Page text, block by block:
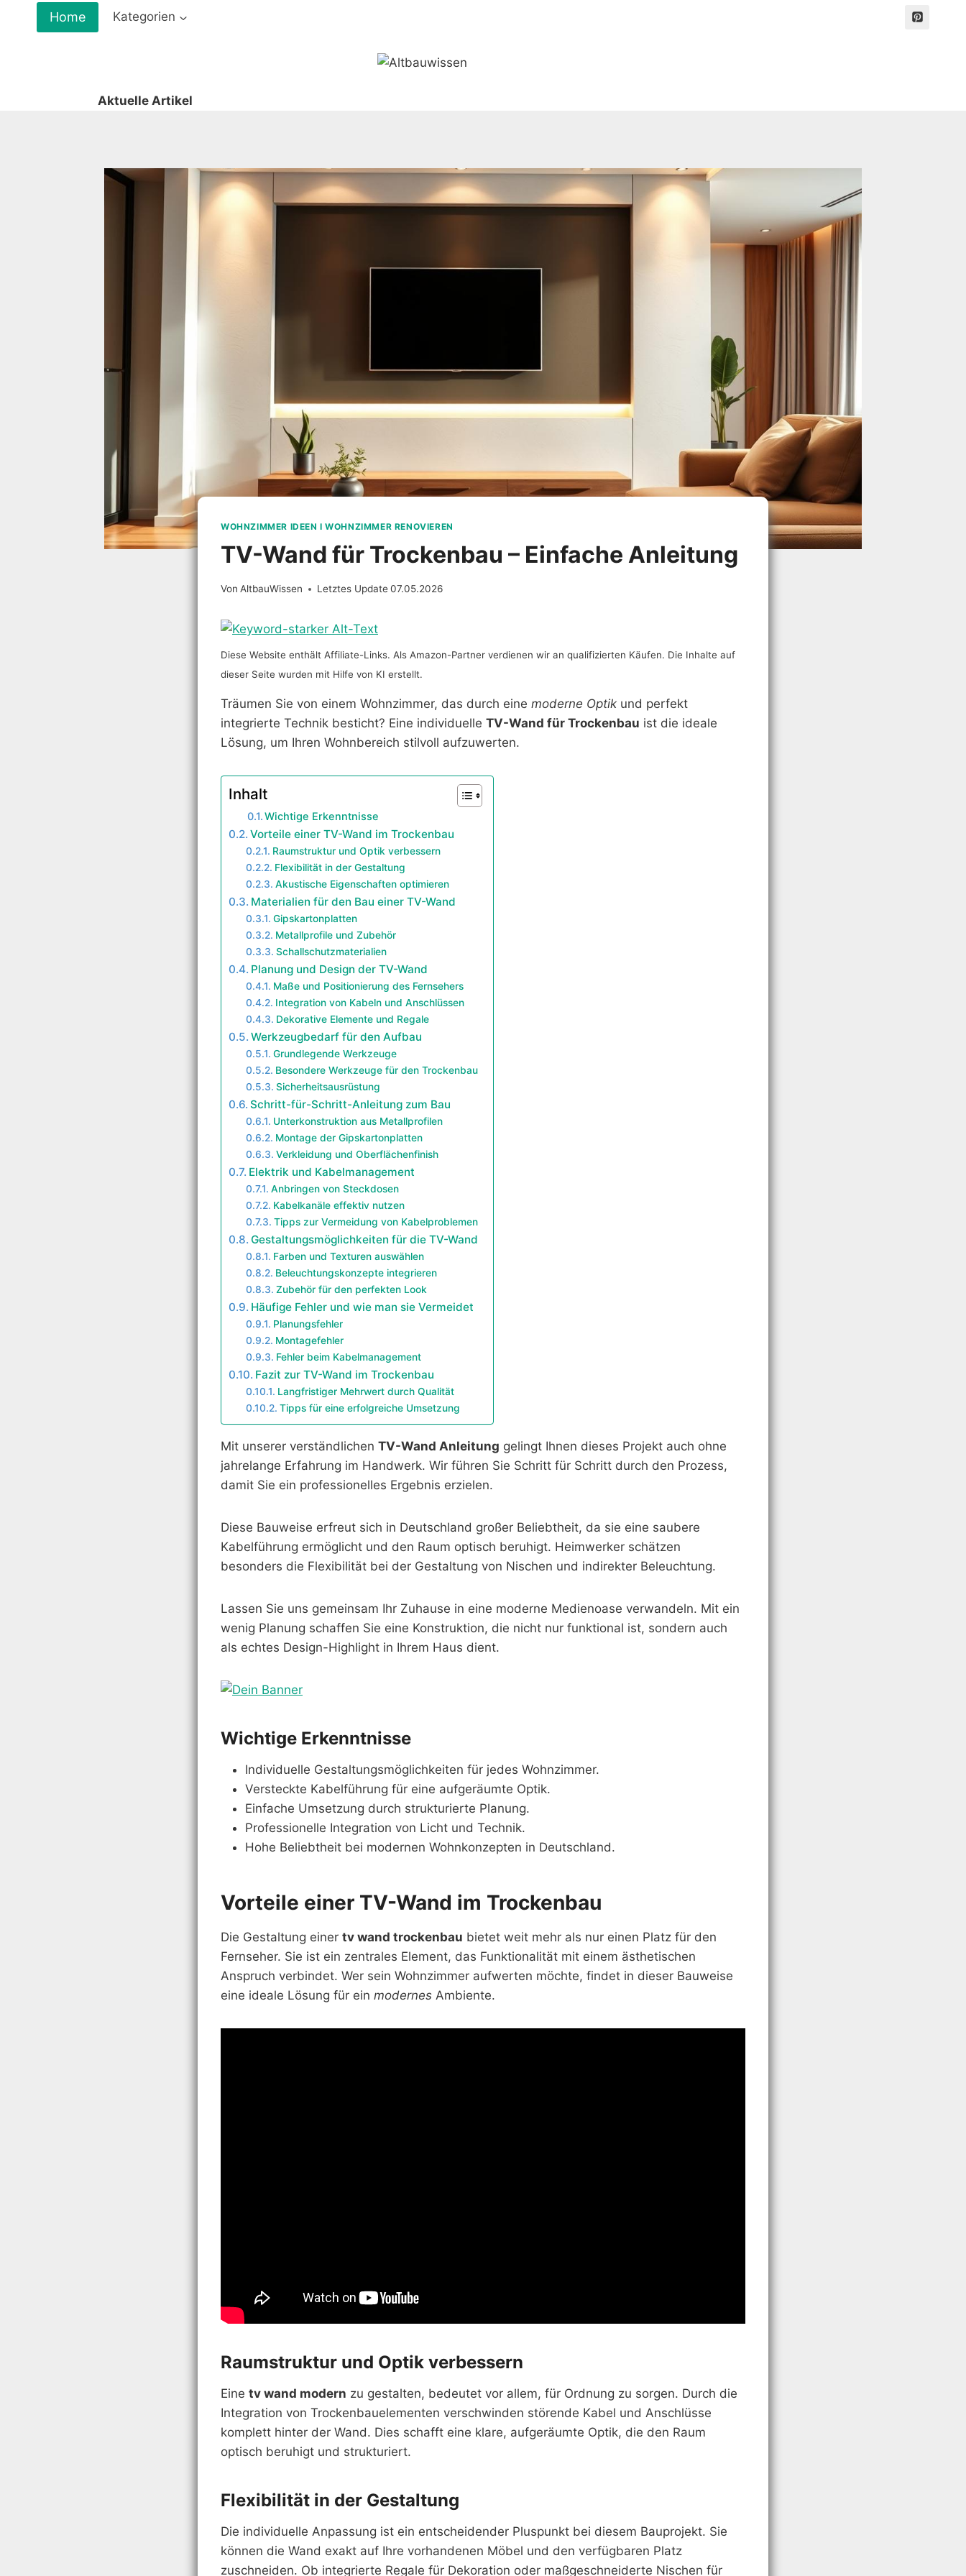
Home Kategorien
Aktuelle Artikel
WOHNZIMMER IDEEN I WOHNZIMMER RENOVIEREN
TV-Wand für Trockenbau – Einfache Anleitung
Von AltbauWissen Letztes Update 07.05.2026
Diese Website enthält Affiliate-Links. Als Amazon-Partner verdienen wir an qualifizierten Käufen. Die Inhalte auf
dieser Seite wurden mit Hilfe von KI erstellt.
Träumen Sie von einem Wohnzimmer, das durch eine moderne Optik und perfekt
integrierte Technik besticht? Eine individuelle TV-Wand für Trockenbau ist die ideale
Lösung, um Ihren Wohnbereich stilvoll aufzuwerten.
Inhalt
Wichtige Erkenntnisse
Vorteile einer TV-Wand im Trockenbau
Raumstruktur und Optik verbessern
Flexibilität in der Gestaltung
Akustische Eigenschaften optimieren
Materialien für den Bau einer TV-Wand
Gipskartonplatten
Metallprofile und Zubehör
Schallschutzmaterialien
Planung und Design der TV-Wand
Maße und Positionierung des Fernsehers
Integration von Kabeln und Anschlüssen
Dekorative Elemente und Regale
Werkzeugbedarf für den Aufbau
Grundlegende Werkzeuge
Besondere Werkzeuge für den Trockenbau
Sicherheitsausrüstung
Schritt-für-Schritt-Anleitung zum Bau
Unterkonstruktion aus Metallprofilen
Montage der Gipskartonplatten
Verkleidung und Oberflächenfinish
Elektrik und Kabelmanagement
Anbringen von Steckdosen
Kabelkanäle effektiv nutzen
Tipps zur Vermeidung von Kabelproblemen
Gestaltungsmöglichkeiten für die TV-Wand
Farben und Texturen auswählen
Beleuchtungskonzepte integrieren
Zubehör für den perfekten Look
Häufige Fehler und wie man sie Vermeidet
Planungsfehler
Montagefehler
Fehler beim Kabelmanagement
Fazit zur TV-Wand im Trockenbau
Langfristiger Mehrwert durch Qualität
Tipps für eine erfolgreiche Umsetzung
Mit unserer verständlichen TV-Wand Anleitung gelingt Ihnen dieses Projekt auch ohne
jahrelange Erfahrung im Handwerk. Wir führen Sie Schritt für Schritt durch den Prozess,
damit Sie ein professionelles Ergebnis erzielen.
Diese Bauweise erfreut sich in Deutschland großer Beliebtheit, da sie eine saubere
Kabelführung ermöglicht und den Raum optisch beruhigt. Heimwerker schätzen
besonders die Flexibilität bei der Gestaltung von Nischen und indirekter Beleuchtung.
Lassen Sie uns gemeinsam Ihr Zuhause in eine moderne Medienoase verwandeln. Mit ein
wenig Planung schaffen Sie eine Konstruktion, die nicht nur funktional ist, sondern auch
als echtes Design-Highlight in Ihrem Haus dient.
Wichtige Erkenntnisse
Individuelle Gestaltungsmöglichkeiten für jedes Wohnzimmer.
Versteckte Kabelführung für eine aufgeräumte Optik.
Einfache Umsetzung durch strukturierte Planung.
Professionelle Integration von Licht und Technik.
Hohe Beliebtheit bei modernen Wohnkonzepten in Deutschland.
Vorteile einer TV-Wand im Trockenbau
Die Gestaltung einer tv wand trockenbau bietet weit mehr als nur einen Platz für den
Fernseher. Sie ist ein zentrales Element, das Funktionalität mit einem ästhetischen
Anspruch verbindet. Wer sein Wohnzimmer aufwerten möchte, findet in dieser Bauweise
eine ideale Lösung für ein modernes Ambiente.
Raumstruktur und Optik verbessern
Eine tv wand modern zu gestalten, bedeutet vor allem, für Ordnung zu sorgen. Durch die
Integration von Trockenbauelementen verschwinden störende Kabel und Anschlüsse
komplett hinter der Wand. Dies schafft eine klare, aufgeräumte Optik, die den Raum
optisch beruhigt und strukturiert.
Flexibilität in der Gestaltung
Die individuelle Anpassung ist ein entscheidender Pluspunkt bei diesem Bauprojekt. Sie
können die Wand exakt auf Ihre vorhandenen Möbel und den verfügbaren Platz
zuschneiden. Ob integrierte Regale für Dekoration oder maßgeschneiderte Nischen für